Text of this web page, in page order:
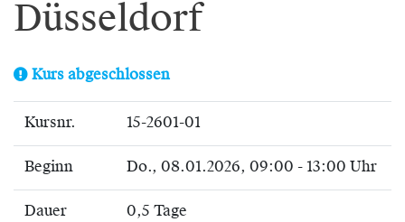
Düsseldorf
Kurs abgeschlossen
Kursnr. 15-2601-01
Beginn Do., 08.01.2026, 09:00 - 13:00 Uhr
Dauer 0,5 Tage